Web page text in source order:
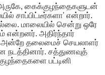
அருகே, கைக்குழந்தைகளுடன்
சாப்பிட்டீர்களா' என்றார்.
மாலையில் சென்று ஒரே
என்றனர். அதிர்ந்தார்
அன்றே தலைமைச் செயலாளர்
நடத்தினார். சத்துணவுத்
பட்டினி